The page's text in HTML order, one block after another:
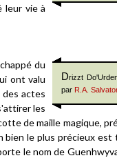
leur vie à
Drizzt
par R.A.
du
ont valu
actes
les
de maille magique,
bien le plus précieux
le nom de